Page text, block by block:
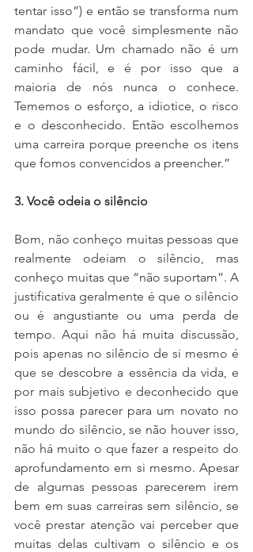
tentar isso”) e então se transforma num
mandato que você simplesmente não
pode mudar. Um chamado não é um
caminho fácil, e é por isso que a
maioria de nós nunca o conhece.
Tememos o esforço, a idiotice, o risco
e o desconhecido. Então escolhemos
uma carreira porque preenche os itens
que fomos convencidos a preencher.”
3. Você odeia o silêncio
Bom, não conheço muitas pessoas que
realmente odeiam o silêncio, mas
conheço muitas que “não suportam”. A
justificativa geralmente é que o silêncio
ou é angustiante ou uma perda de
tempo. Aqui não há muita discussão,
pois apenas no silêncio de si mesmo é
que se descobre a essência da vida, e
por mais subjetivo e deconhecido que
isso possa parecer para um novato no
mundo do silêncio, se não houver isso,
não há muito o que fazer a respeito do
aprofundamento em si mesmo. Apesar
de algumas pessoas parecerem irem
bem em suas carreiras sem silêncio, se
você prestar atenção vai perceber que
muitas delas cultivam o silêncio e os